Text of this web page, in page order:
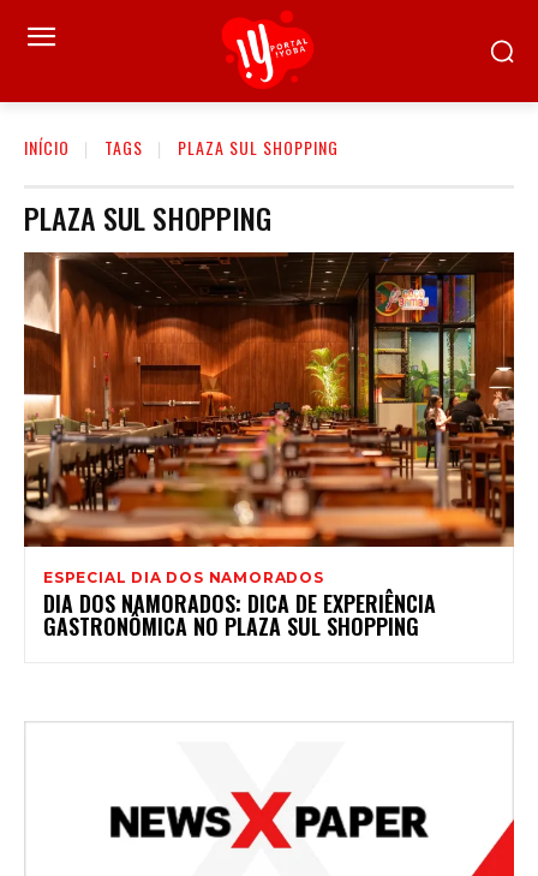
INÍCIO TAGS PLAZA SUL SHOPPING
PLAZA SUL SHOPPING
ESPECIAL DIA DOS NAMORADOS
DIA DOS NAMORADOS: DICA DE EXPERIÊNCIA
GASTRONÔMICA NO PLAZA SUL SHOPPING